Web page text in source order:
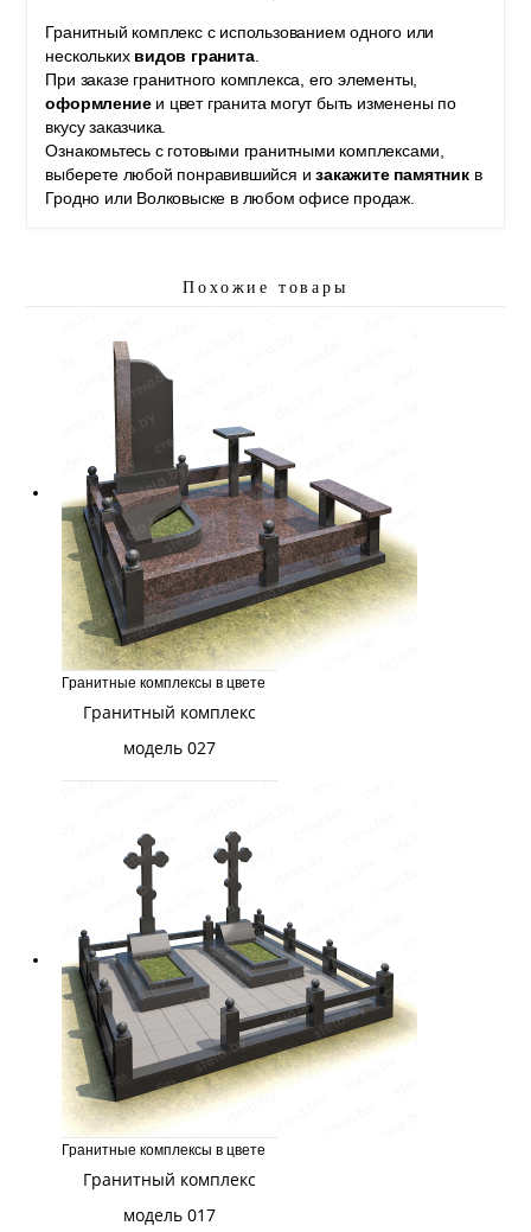
Гранитный комплекс с использованием одного или
нескольких видов гранита.
При заказе гранитного комплекса, его элементы,
оформлениеи цвет гранита могут быть изменены по
вкусу заказчика.
Ознакомьтесь с готовыми гранитными комплексами,
выберете любой понравившийся изакажите памятникв
Гродно или Волковыске в любом офисе продаж.
Похожие товары
Гранитные комплексы в цвете
Гранитный комплекс
модель 027
Гранитные комплексы в цвете
Гранитный комплекс
модель 017